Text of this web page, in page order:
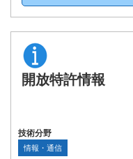
開放特許情報
技術分野
情報・通信